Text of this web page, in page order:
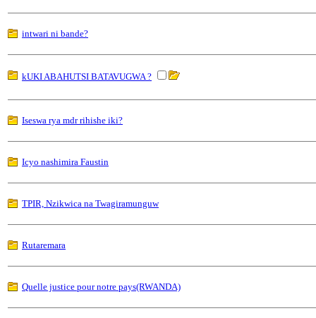
intwari ni bande?
kUKI ABAHUTSI BATAVUGWA ?
Iseswa rya mdr rihishe iki?
Icyo nashimira Faustin
TPIR, Nzikwica na Twagiramunguw
Rutaremara
Quelle justice pour notre pays(RWANDA)